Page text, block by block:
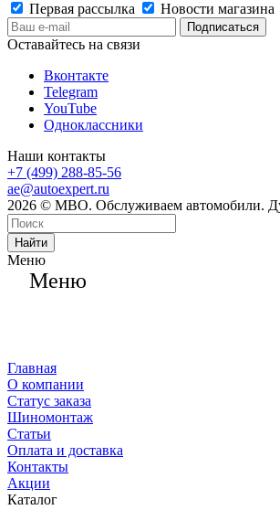
Первая рассылка
Новости магазина
Оставайтесь на связи
Вконтакте
Telegram
YouTube
Одноклассники
Наши контакты
+7 (499) 288-85-56
ae@autoexpert.ru
2026 © МВО. Обслуживаем автомобили.
Найти
Меню
Меню
Главная
О компании
Статус заказа
Шиномонтаж
Статьи
Оплата и доставка
Контакты
Акции
Каталог